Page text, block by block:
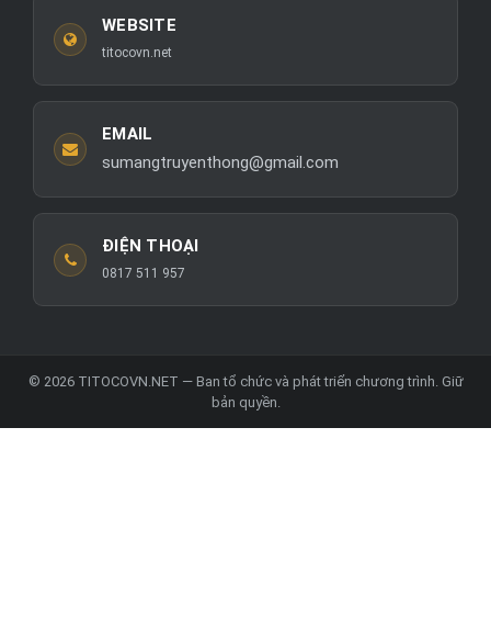
WEBSITE
titocovn.net
EMAIL
sumangtruyenthong@gmail.com
ĐIỆN THOẠI
0817 511 957
© 2026 TITOCOVN.NET — Ban tổ chức và phát triển chương trình. Giữ
bản quyền.